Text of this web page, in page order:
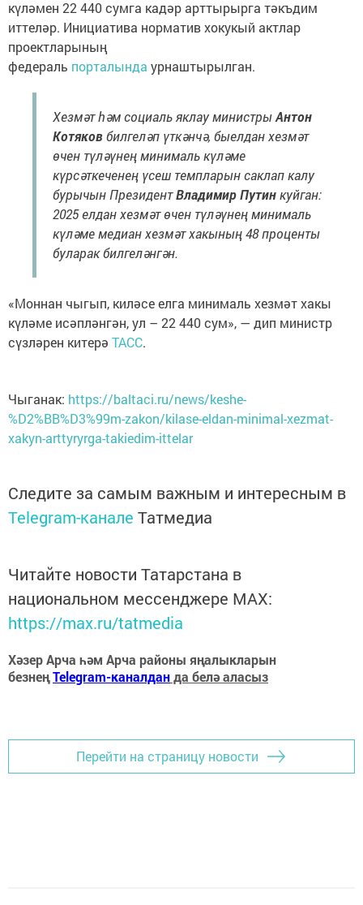
күләмен 22 440 сумга кадәр арттырырга тәкъдим
иттеләр. Инициатива норматив хокукый актлар
проектларының
федераль порталында урнаштырылган.
Хезмәт һәм социаль яклау министрыАнтон
Котяковбилгеләп үткәнчә, быелдан хезмәт
өчен түләүнең минималь күләме
күрсәткеченең үсеш темпларын саклап калу
бурычын ПрезидентВладимир Путинкуйган:
2025 елдан хезмәт өчен түләүнең минималь
күләме медиан хезмәт хакының 48 проценты
буларак билгеләнгән.
«Моннан чыгып, киләсе елга минималь хезмәт хакы
күләме исәпләнгән, ул – 22 440 сум», — дип министр
сүзләрен китерә ТАСС.
Чыганак: https://baltaci.ru/news/keshe-
%D2%BB%D3%99m-zakon/kilase-eldan-minimal-xezmat-
xakyn-arttyryrga-takiedim-ittelar
Следите за самым важным и интересным в
Telegram-канале Татмедиа
Читайте новости Татарстана в
национальном мессенджере MАХ:
https://max.ru/tatmedia
Хәзер Арча һәм Арча районы яңалыкларын
безнеңTelegram-каналданда белә аласыз
Перейти на страницу новости